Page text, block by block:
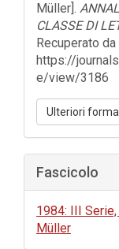
Müller].
CLASSE DI
Recuperato da
https://
e/view/3186
Ulteriori
Fascicolo
1984: III Serie,
Müller